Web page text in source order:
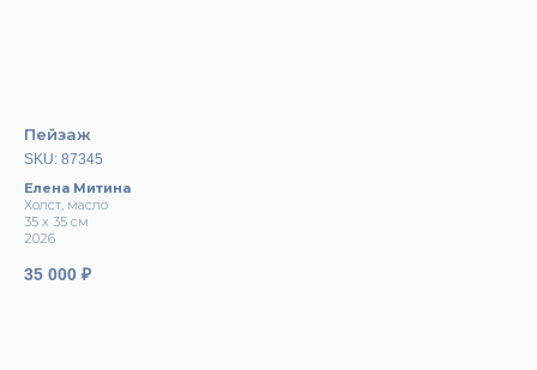
Пейзаж
SKU: 87345
Елена Митина
Холст, масло
35 х 35 см
2026
35 000 ₽